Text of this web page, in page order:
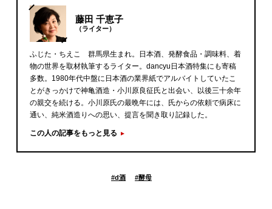
藤田 千恵子
（ライター）
ふじた・ちえこ 群馬県生まれ。日本酒、発酵食品・調味料、着
物の世界を取材執筆するライター。dancyu日本酒特集にも寄稿
多数。1980年代中盤に日本酒の業界紙でアルバイトしていたこ
とがきっかけで神亀酒造・小川原良征氏と出会い、以後三十余年
の親交を続ける。小川原氏の最晩年には、氏からの依頼で病床に
通い、純米酒造りへの思い、提言を聞き取り記録した。
この人の記事をもっと見る
#d酒 #酵母